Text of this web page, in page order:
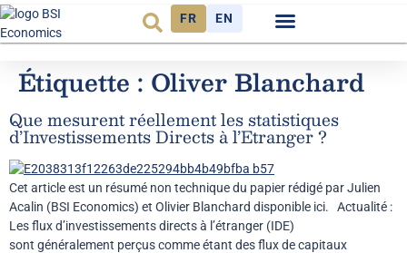
FR EN
Étiquette : Oliver Blanchard
Que mesurent réellement les statistiques
d’Investissements Directs à l’Etranger ?
Cet article est un résumé non technique du papier rédigé par Julien
Acalin (BSI Economics) et Olivier Blanchard disponible ici. Actualité :
Les flux d’investissements directs à l’étranger (IDE)
sont généralement perçus comme étant des flux de capitaux